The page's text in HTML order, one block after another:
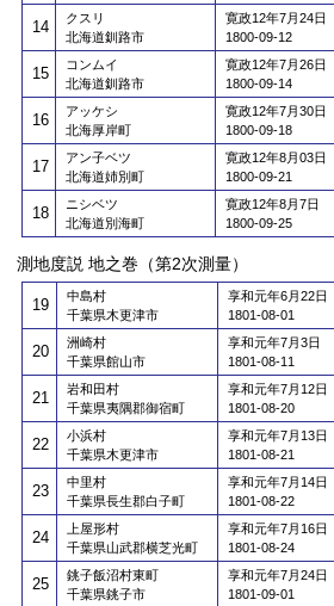
14
クスリ
北海道釧路市
寛政12年7月24日
1800-09-12
15
コンムイ
北海道釧路市
寛政12年7月26日
1800-09-14
16
アッケシ
北海厚岸町
寛政12年7月30日
1800-09-18
17
アン子ベツ
北海道姉別町
寛政12年8月03日
1800-09-21
18
ニシベツ
北海道別海町
寛政12年8月7日
1800-09-25
測地度説 地之巻（第2次測量）
19
中島村
千葉県木更津市
享和元年6月22日
1801-08-01
20
洲崎村
千葉県館山市
享和元年7月3日
1801-08-11
21
岩和田村
千葉県夷隅郡御宿町
享和元年7月12日
1801-08-20
22
小浜村
千葉県木更津市
享和元年7月13日
1801-08-21
23
中里村
千葉県長生郡白子町
享和元年7月14日
1801-08-22
24
上屋形村
千葉県山武郡横芝光町
享和元年7月16日
1801-08-24
25
銚子飯沼村東町
千葉県銚子市
享和元年7月24日
1801-09-01